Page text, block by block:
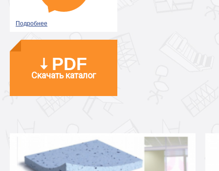
Подробнее
PDF
Скачать каталог